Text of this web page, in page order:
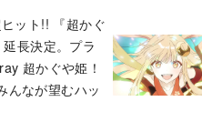
ット!! 『超かぐ
長決定。プラ
超かぐや姫！
んなが望むハッ